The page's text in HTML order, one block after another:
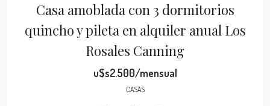
Casa amoblada con 3 dormitorios
quincho y pileta en alquiler anual Los
Rosales Canning
u$s2.500/mensual
CASAS